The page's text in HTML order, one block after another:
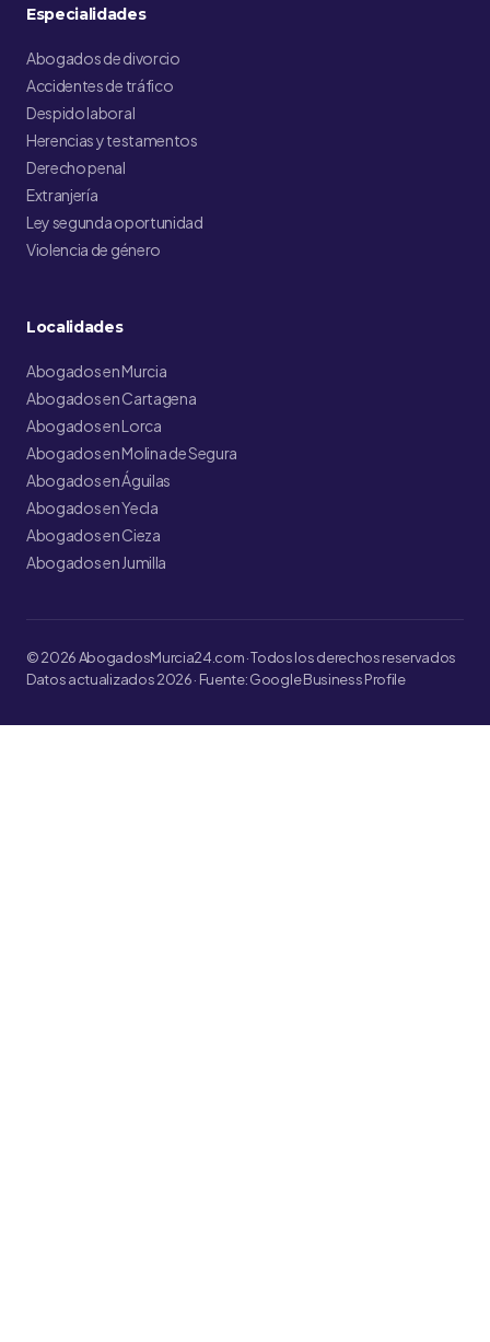
Especialidades
Abogados de divorcio
Accidentes de tráfico
Despido laboral
Herencias y testamentos
Derecho penal
Extranjería
Ley segunda oportunidad
Violencia de género
Localidades
Abogados en Murcia
Abogados en Cartagena
Abogados en Lorca
Abogados en Molina de Segura
Abogados en Águilas
Abogados en Yecla
Abogados en Cieza
Abogados en Jumilla
© 2026 AbogadosMurcia24.com · Todos los derechos reservados
Datos actualizados 2026 · Fuente: Google Business Profile